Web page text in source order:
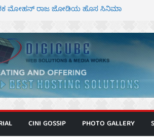
– ಮೇಘನಾರಾಜ್ ಅಭಿನಯದ “ಅಮರ್ಥ” ಚಿತ್ರ
ಅಜೇಯಂ” ಹಾಡಿದ ದೃಶ್ಯ ವೈಭವ
ಅಭಿನಯದ ‘ಬಾಸ್’ ಚಿತ್ರ ತೆರೆಗೆ
CINI GOSSIP PHOTO GALLERY